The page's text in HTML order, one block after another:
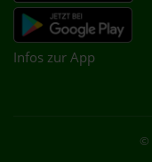
Infos zur App
©